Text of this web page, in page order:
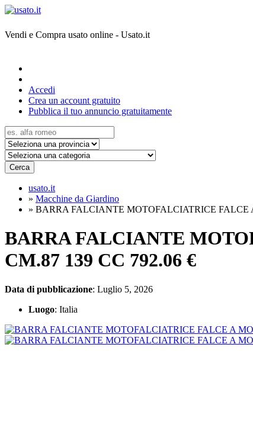
Vendi e Compra usato online - Usato.it
Accedi
Crea un account gratuito
Pubblica il tuo annuncio gratuitamente
Cerca
usato.it
» Macchine da Giardino
» BARRA FALCIANTE MOTOFALCIATRICE FALCE
BARRA FALCIANTE
CM.87 139 CC 792.06 €
Data di pubblicazione: Luglio 5, 2026
Luogo: Italia